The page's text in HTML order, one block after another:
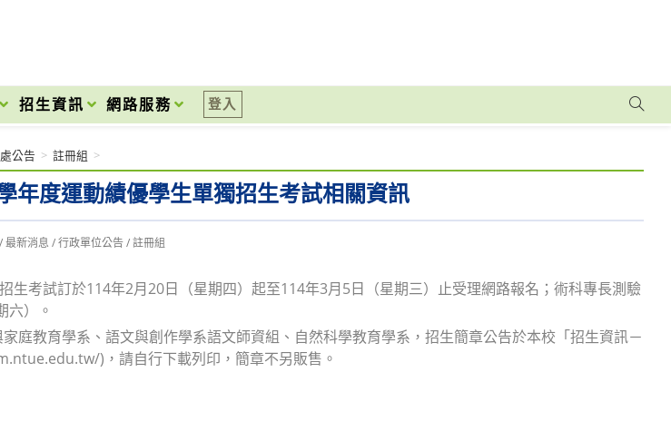
招生資訊 網路服務 登入
年度運動績優學生單獨招生考試相關資訊
公告 > 註冊組 >
/ 最新消息 / 行政單位公告 / 註冊組
生考試訂於114年2月20日（星期四）起至114年3月5日（星期三）止受理網路報名；術科專長測驗
六）。
庭教育學系、語文與創作學系語文師資組、自然科學教育學系，招生簡章公告於本校「招生資訊－
)，請自行下載列印，簡章不另販售。